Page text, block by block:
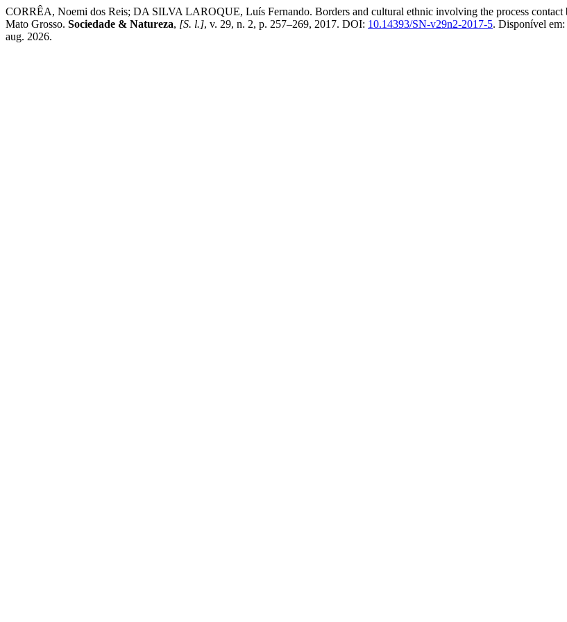
CORRÊA, Noemi dos Reis; DA SILVA LAROQUE, Luís Fernando. Borders and cultural ethnic involving the process
Mato Grosso. Sociedade & Natureza, [S. l.], v. 29, n. 2, p. 257–269, 2017. DOI: 10.14393/SN-v29n2-2017-5. Disponível em:
aug. 2026.